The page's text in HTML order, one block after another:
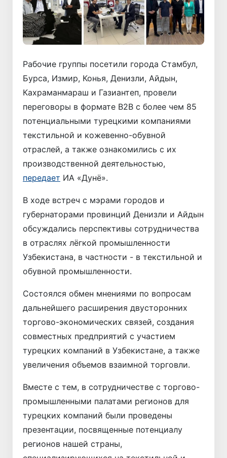
Рабочие группы посетили города Стамбул,
Бурса, Измир, Конья, Денизли, Айдын,
Кахраманмараш и Газиантеп, провели
переговоры в формате B2B с более чем 85
потенциальными турецкими компаниями
текстильной и кожевенно-обувной
отраслей, а также ознакомились с их
производственной деятельностью,
передает ИА «Дунё».
В ходе встреч с мэрами городов и
губернаторами провинций Денизли и Айдын
обсуждались перспективы сотрудничества
в отраслях лёгкой промышленности
Узбекистана, в частности - в текстильной и
обувной промышленности.
Состоялся обмен мнениями по вопросам
дальнейшего расширения двусторонних
торгово-экономических связей, создания
совместных предприятий с участием
турецких компаний в Узбекистане, а также
увеличения объемов взаимной торговли.
Вместе с тем, в сотрудничестве с торгово-
промышленными палатами регионов для
турецких компаний были проведены
презентации, посвященные потенциалу
регионов нашей страны,